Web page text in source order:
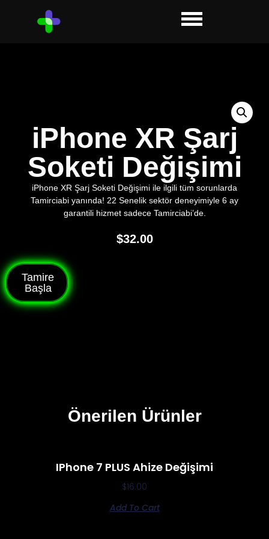
iPhone XR Şarj
Soketi Değişimi
iPhone XR Şarj Soketi Değişimi ile ilgili tüm sorunlarda
Tamirciabi yanında! 22 Senelik sektör deneyimiyle 6 ay
garantili hizmet sadece Tamirciabi’de.
$32.00
Tamire
Başla
Önerilen Ürünler
IPhone 7 PLUS Ahize Değişimi
$16.00
Add To Cart